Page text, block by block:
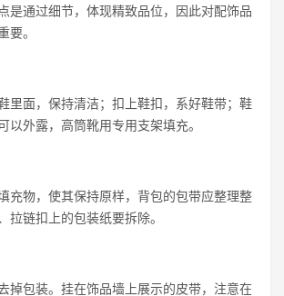
是通过细节，体现精致品位，因此对配饰品
要。
里面，保持清洁；扣上鞋扣，系好鞋带；鞋
以外露，高筒靴用专用支架填充。
充物，使其保持原样，背包的包带应整理整
拉链扣上的包装纸要拆除。
掉包装。挂在饰品墙上展示的皮带，注意在